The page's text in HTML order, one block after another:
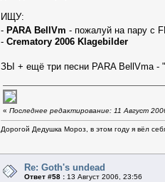
ИЩУ:
- PARA BellVm - пожалуй на пару с
- Crematory 2006 Klagebilder
ЗЫ + ещё три песни PARA BellVma -
« Последнее редактирование: 11 Август
Дорогой Дедушка Мороз, в этом году я вёл
Re: Goth's undead
Ответ #58 : 13 Август 2006, 23:56